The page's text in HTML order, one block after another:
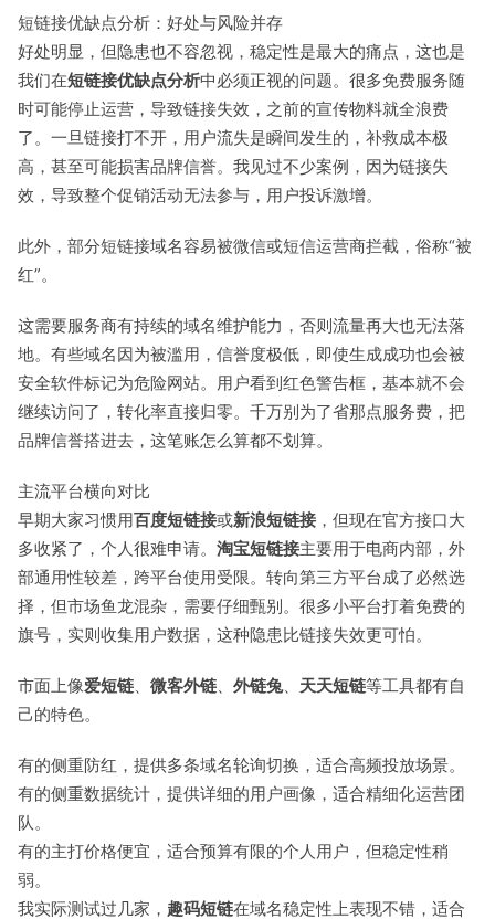
短链接优缺点分析：好处与风险并存
好处明显，但隐患也不容忽视，稳定性是最大的痛点，这也是
我们在短链接优缺点分析中必须正视的问题。很多免费服务随
时可能停止运营，导致链接失效，之前的宣传物料就全浪费
了。一旦链接打不开，用户流失是瞬间发生的，补救成本极
高，甚至可能损害品牌信誉。我见过不少案例，因为链接失
效，导致整个促销活动无法参与，用户投诉激增。
此外，部分短链接域名容易被微信或短信运营商拦截，俗称“被
红”。
这需要服务商有持续的域名维护能力，否则流量再大也无法落
地。有些域名因为被滥用，信誉度极低，即使生成成功也会被
安全软件标记为危险网站。用户看到红色警告框，基本就不会
继续访问了，转化率直接归零。千万别为了省那点服务费，把
品牌信誉搭进去，这笔账怎么算都不划算。
主流平台横向对比
早期大家习惯用百度短链接或新浪短链接 ，但现在官方接口大
多收紧了，个人很难申请。 淘宝短链接主要用于电商内部，外
部通用性较差，跨平台使用受限。转向第三方平台成了必然选
择，但市场鱼龙混杂，需要仔细甄别。很多小平台打着免费的
旗号，实则收集用户数据，这种隐患比链接失效更可怕。
市面上像爱短链、 微客外链、 外链兔、 天天短链等工具都有自
己的特色。
有的侧重防红，提供多条域名轮询切换，适合高频投放场景。
有的侧重数据统计，提供详细的用户画像，适合精细化运营团
队。
有的主打价格便宜，适合预算有限的个人用户，但稳定性稍
弱。
我实际测试过几家， 趣码短链在域名稳定性上表现不错，适合